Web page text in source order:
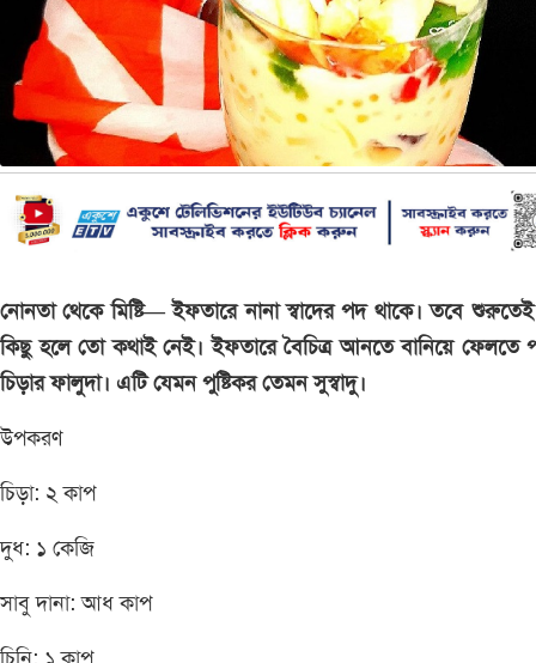
নোনতা থেকে মিষ্টি— ইফতারে নানা স্বাদের পদ থাকে। তবে শুরুতেই
কিছু হলে তো কথাই নেই। ইফতারে বৈচিত্র আনতে বানিয়ে ফেলতে
চিড়ার ফালুদা। এটি যেমন পুষ্টিকর তেমন সুস্বাদু।
উপকরণ
চিড়া: ২ কাপ
দুধ: ১ কেজি
সাবু দানা: আধ কাপ